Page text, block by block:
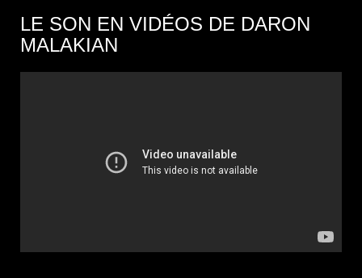
LE SON EN VIDÉOS DE DARON
MALAKIAN